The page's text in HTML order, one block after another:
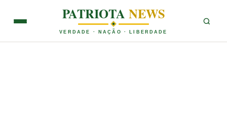
PATRIOTANEWS
VERDADE · NAÇÃO · LIBERDADE